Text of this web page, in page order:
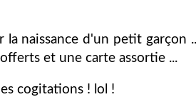
la naissance d'un petit garçon
et une carte assortie ...
cogitations ! lol !